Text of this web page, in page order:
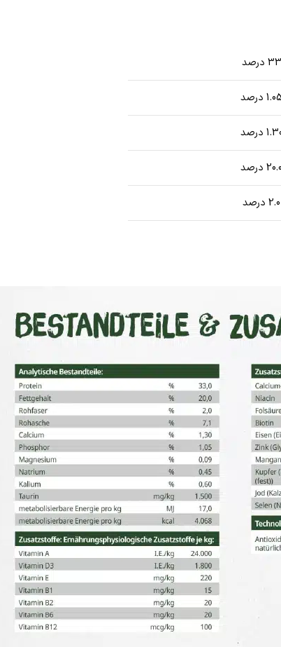
33 درصد
1.05 درصد
درصد
20.0 درصد
2.0 درصد